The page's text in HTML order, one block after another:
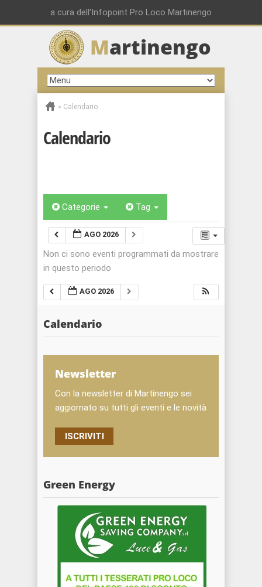
a cura dell'Infopoint Pro Loco Martinengo
Martinengo
» Calendario
Calendario
Categorie Tag
AGO 2026
Non ci sono eventi programmati da mostrare
in questo periodo
AGO 2026
Calendario
Newsletter
Con la newsletter di Martinengo sei
aggiornato su tutti gli eventi e le novità
ISCRIVITI
Green Energy